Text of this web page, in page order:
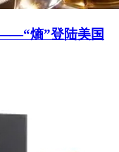
熵”登陆美国